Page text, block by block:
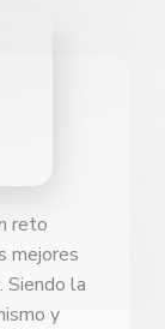
reto
mejores
Siendo la
y